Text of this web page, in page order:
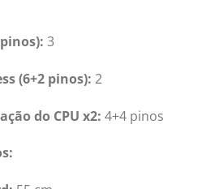
3
(6+2 pinos): 2
do CPU x2: 4+4 pinos